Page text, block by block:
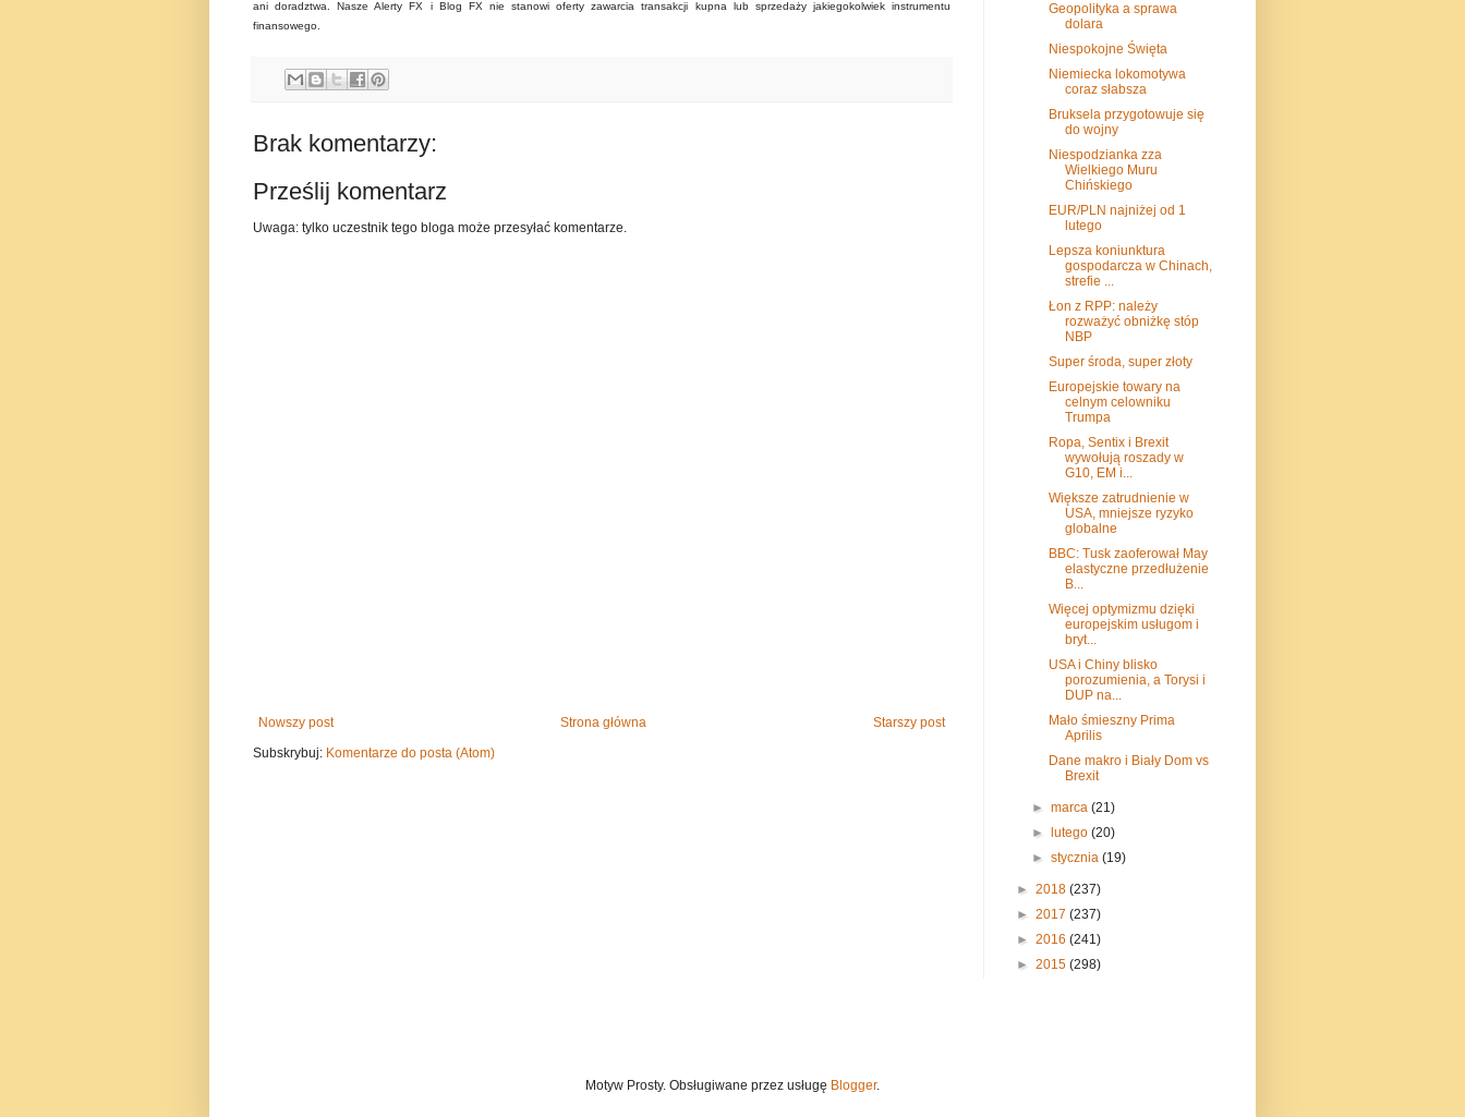
ani doradztwa. Nasze Alerty FX i Blog FX nie stanowi oferty zawarcia transakcji kupna lub sprzedaży jakiegokolwiek instrumentu
finansowego.
Brak komentarzy:
Prześlij komentarz
Uwaga: tylko uczestnik tego bloga może przesyłać komentarze.
Nowszy post Starszy post
Strona główna
Subskrybuj: Komentarze do posta (Atom)
Geopolityka a sprawa
dolara
Niespokojne Święta
Niemiecka lokomotywa
coraz słabsza
Bruksela przygotowuje się
do wojny
Niespodzianka zza
Wielkiego Muru
Chińskiego
EUR/PLN najniżej od 1
lutego
Lepsza koniunktura
gospodarcza w Chinach,
strefie ...
Łon z RPP: należy
rozważyć obniżkę stóp
NBP
Super środa, super złoty
Europejskie towary na
celnym celowniku
Trumpa
Ropa, Sentix i Brexit
wywołują roszady w
G10, EM i...
Większe zatrudnienie w
USA, mniejsze ryzyko
globalne
BBC: Tusk zaoferował May
elastyczne przedłużenie
B...
Więcej optymizmu dzięki
europejskim usługom i
bryt...
USA i Chiny blisko
porozumienia, a Torysi i
DUP na...
Mało śmieszny Prima
Aprilis
Dane makro i Biały Dom vs
Brexit
►marca(21)
►lutego(20)
►stycznia(19)
► 2018 (237)
► 2017 (237)
► 2016 (241)
► 2015 (298)
Motyw Prosty. Obsługiwane przez usługę Blogger.